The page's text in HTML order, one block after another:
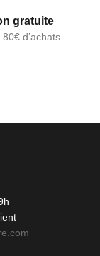
gratuite
d’achats